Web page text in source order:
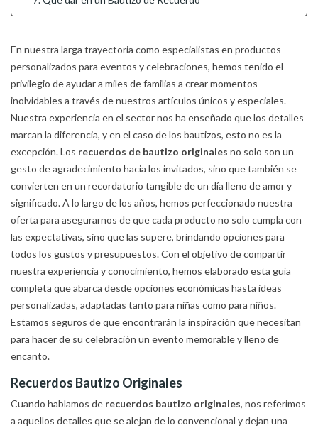
En nuestra larga trayectoria como especialistas en productos
personalizados para eventos y celebraciones, hemos tenido el
privilegio de ayudar a miles de familias a crear momentos
inolvidables a través de nuestros artículos únicos y especiales.
Nuestra experiencia en el sector nos ha enseñado que los detalles
marcan la diferencia, y en el caso de los bautizos, esto no es la
excepción. Los recuerdos de bautizo originales no solo son un
gesto de agradecimiento hacia los invitados, sino que también se
convierten en un recordatorio tangible de un día lleno de amor y
significado. A lo largo de los años, hemos perfeccionado nuestra
oferta para asegurarnos de que cada producto no solo cumpla con
las expectativas, sino que las supere, brindando opciones para
todos los gustos y presupuestos. Con el objetivo de compartir
nuestra experiencia y conocimiento, hemos elaborado esta guía
completa que abarca desde opciones económicas hasta ideas
personalizadas, adaptadas tanto para niñas como para niños.
Estamos seguros de que encontrarán la inspiración que necesitan
para hacer de su celebración un evento memorable y lleno de
encanto.
Recuerdos Bautizo Originales
Cuando hablamos de recuerdos bautizo originales, nos referimos
a aquellos detalles que se alejan de lo convencional y dejan una